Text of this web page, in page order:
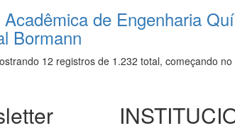
de Engenharia
Bormann
12 registros de 1.232 total, começando